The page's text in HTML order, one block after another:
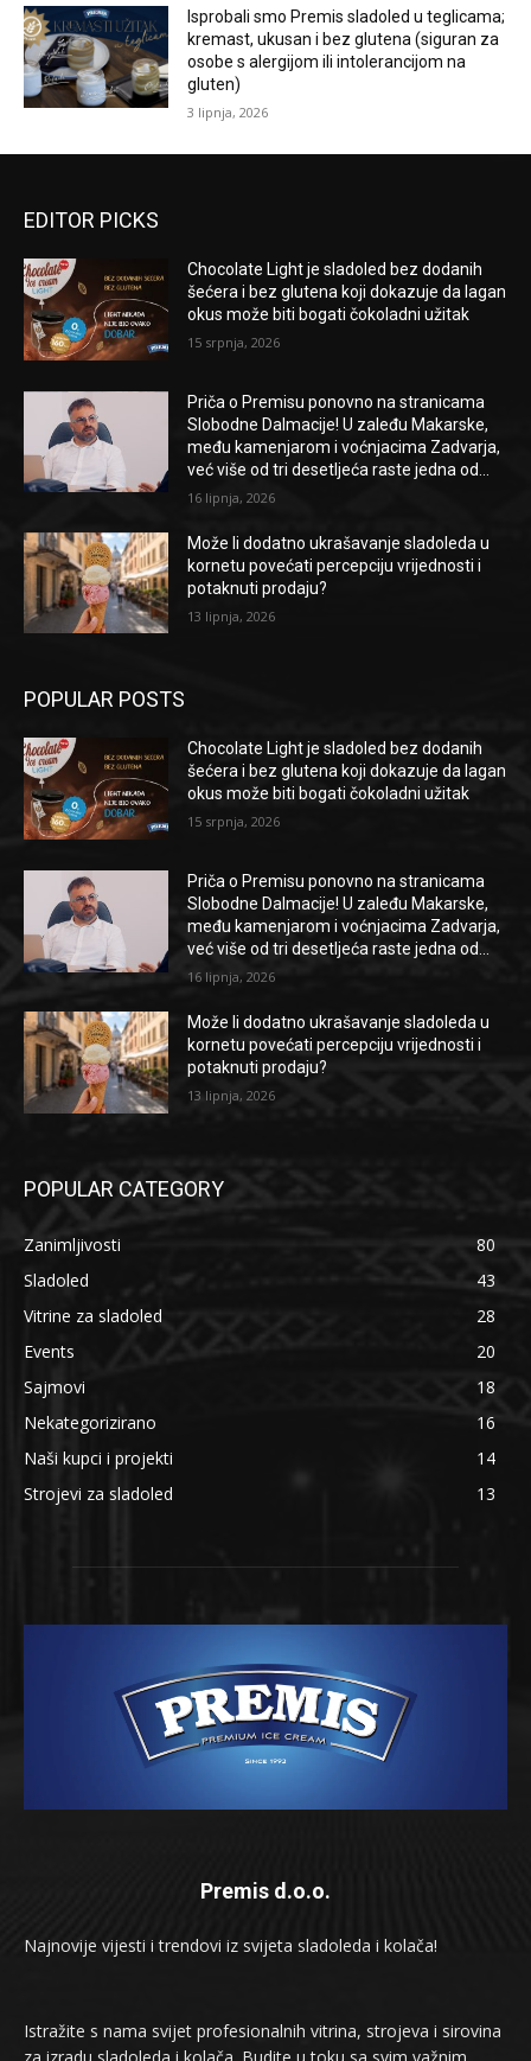
Isprobali smo Premis sladoled u teglicama;
kremast, ukusan i bez glutena (siguran za
osobe s alergijom ili intolerancijom na
gluten)
3 lipnja, 2026
EDITOR PICKS
Chocolate Light je sladoled bez dodanih
šećera i bez glutena koji dokazuje da lagan
okus može biti bogati čokoladni užitak
15 srpnja, 2026
Priča o Premisu ponovno na stranicama
Slobodne Dalmacije! U zaleđu Makarske,
među kamenjarom i voćnjacima Zadvarja,
već više od tri desetljeća raste jedna od...
16 lipnja, 2026
Može li dodatno ukrašavanje sladoleda u
kornetu povećati percepciju vrijednosti i
potaknuti prodaju?
13 lipnja, 2026
POPULAR POSTS
Chocolate Light je sladoled bez dodanih
šećera i bez glutena koji dokazuje da lagan
okus može biti bogati čokoladni užitak
15 srpnja, 2026
Priča o Premisu ponovno na stranicama
Slobodne Dalmacije! U zaleđu Makarske,
među kamenjarom i voćnjacima Zadvarja,
već više od tri desetljeća raste jedna od...
16 lipnja, 2026
Može li dodatno ukrašavanje sladoleda u
kornetu povećati percepciju vrijednosti i
potaknuti prodaju?
13 lipnja, 2026
POPULAR CATEGORY
Zanimljivosti
80
Sladoled
43
Vitrine za sladoled
28
Events
20
Sajmovi
18
Nekategorizirano
16
Naši kupci i projekti
14
Strojevi za sladoled
13
Premis d.o.o.
Najnovije vijesti i trendovi iz svijeta sladoleda i kolača!
Istražite s nama svijet profesionalnih vitrina, strojeva i sirovina